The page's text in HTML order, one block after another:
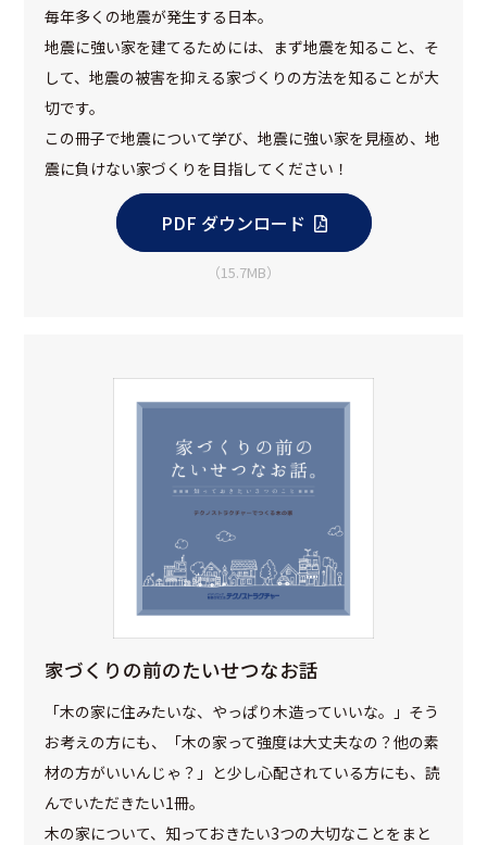
毎年多くの地震が発生する日本。
地震に強い家を建てるためには、まず地震を知ること、そ
して、地震の被害を抑える家づくりの方法を知ることが大
切です。
この冊子で地震について学び、地震に強い家を見極め、地
震に負けない家づくりを目指してください！
PDF ダウンロード
（15.7MB）
家づくりの前のたいせつなお話
「木の家に住みたいな、やっぱり木造っていいな。」そう
お考えの方にも、「木の家って強度は大丈夫なの？他の素
材の方がいいんじゃ？」と少し心配されている方にも、読
んでいただきたい1冊。
木の家について、知っておきたい3つの大切なことをまと